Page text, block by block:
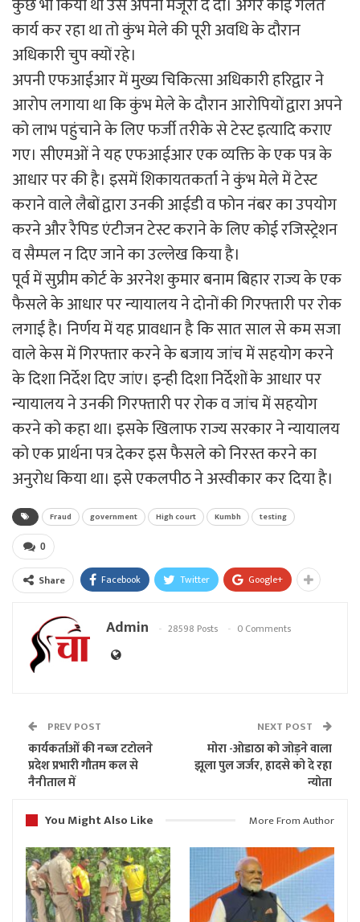
कार्य कर रहा था तो कुंभ मेले की पूरी अवधि के दौरान
अधिकारी चुप क्यों रहे।
अपनी एफआईआर में मुख्य चिकित्सा अधिकारी हरिद्वार ने
आरोप लगाया था कि कुंभ मेले के दौरान आरोपियों द्वारा अपने
को लाभ पहुंचाने के लिए फर्जी तरीके से टेस्ट इत्यादि कराए
गए। सीएमओं ने यह एफआईआर एक व्यक्ति के एक पत्र के
आधार पर की है। इसमें शिकायतकर्ता ने कुंभ मेले में टेस्ट
कराने वाले लैबों द्वारा उनकी आईडी व फोन नंबर का उपयोग
करने और रैपिड एंटीजन टेस्ट कराने के लिए कोई रजिस्ट्रेशन
व सैम्पल न दिए जाने का उल्लेख किया है।
पूर्व में सुप्रीम कोर्ट के अरनेश कुमार बनाम बिहार राज्य के एक
फैसले के आधार पर न्यायालय ने दोनों की गिरफ्तारी पर रोक
लगाई है। निर्णय में यह प्रावधान है कि सात साल से कम सजा
वाले केस में गिरफ्तार करने के बजाय जांच में सहयोग करने
के दिशा निर्देश दिए जांए। इन्ही दिशा निर्देशों के आधार पर
न्यायालय ने उनकी गिरफ्तारी पर रोक व जांच में सहयोग
करने को कहा था। इसके खिलाफ राज्य सरकार ने न्यायालय
को एक प्रार्थना पत्र देकर इस फैसले को निरस्त करने का
अनुरोध किया था। इसे एकलपीठ ने अस्वीकार कर दिया है।
Fraud government High court Kumbh testing
0
Share Facebook Twitter Google+
Admin 28598 Posts 0 Comments
PREV POST
कार्यकर्ताओं की नब्ज टटोलने
प्रदेश प्रभारी गौतम कल से
नैनीताल में
NEXT POST
मोरा -ओडाठा को जोड़ने वाला
झूला पुल जर्जर, हादसे को दे रहा
न्योता
You Might Also Like
More From Author